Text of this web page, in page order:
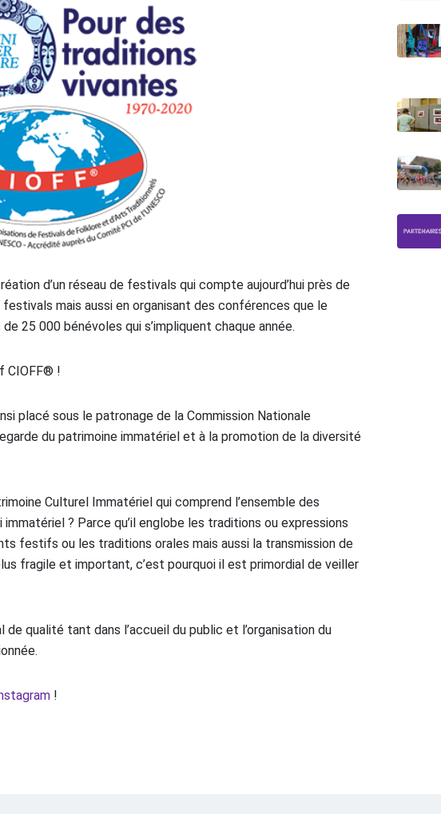
d’un réseau de festivals qui compte aujourd’hui près de
mais aussi en organisant des conférences que le
25 000 bénévoles qui s’impliquent chaque année.
CIOFF® !
placé sous le patronage de la Commission Nationale
du patrimoine immatériel et à la promotion de la diversité
Culturel Immatériel qui comprend l’ensemble des
? Parce qu’il englobe les traditions ou expressions
festifs ou les traditions orales mais aussi la transmission de
fragile et important, c’est pourquoi il est primordial de veiller
qualité tant dans l’accueil du public et l’organisation du
!